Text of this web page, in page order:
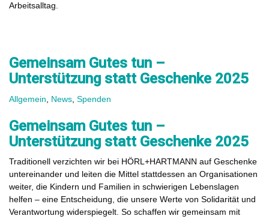
Arbeitsalltag.
Gemeinsam Gutes tun –
Unterstützung statt Geschenke 2025
Allgemein News Spenden
Gemeinsam Gutes tun –
Unterstützung statt Geschenke 2025
Traditionell verzichten wir bei HÖRL+HARTMANN auf Geschenke
untereinander und leiten die Mittel stattdessen an Organisationen
weiter, die Kindern und Familien in schwierigen Lebenslagen
helfen – eine Entscheidung, die unsere Werte von Solidarität und
Verantwortung widerspiegelt. So schaffen wir gemeinsam mit